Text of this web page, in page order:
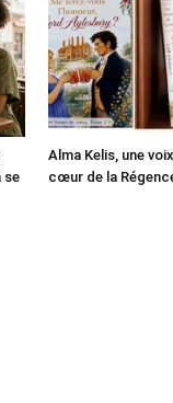
se
Alma Kelis, une
cœur de la